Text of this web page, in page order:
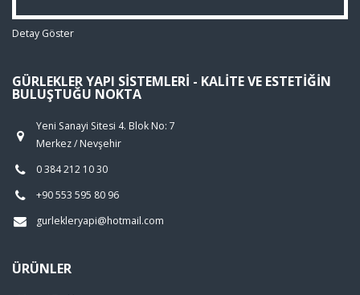
Detay Göster
GÜRLEKLER YAPI SISTEMLERI - KALITE VE ESTETIĞIN
BULUŞTUĞU NOKTA
Yeni Sanayi Sitesi 4. Blok No: 7
Merkez / Nevşehir
0 384 212 10 30
+90 553 595 80 96
gurlekleryapi@hotmail.com
ÜRÜNLER